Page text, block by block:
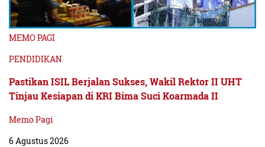
MEMO PAGI
PENDIDIKAN
Pastikan ISIL Berjalan Sukses, Wakil Rektor II UHT
Tinjau Kesiapan di KRI Bima Suci Koarmada II
Memo Pagi
6 Agustus 2026